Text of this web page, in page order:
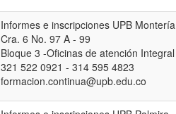
Informes e inscripciones UPB Montería
Cra. 6 No. 97 A - 99
Bloque 3 -Oficinas de atención Integral
321 522 0921 - 314 595 4823
formacion.continua@upb.edu.co